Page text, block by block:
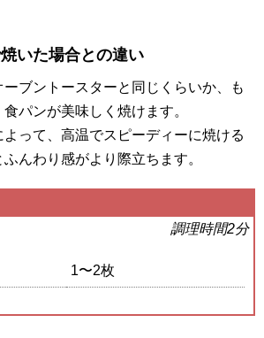
いた場合との違い
ブントースターと同じくらいか、も
パンが美味しく焼けます。
って、高温でスピーディーに焼ける
んわり感がより際立ちます。
調理時間2分
1〜2枚